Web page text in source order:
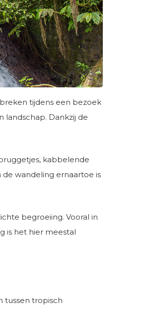
tijdens een bezoek
landschap. Dankzij de
kabbelende
wandeling ernaartoe is
begroeiing. Vooral in
is het hier meestal
tussen tropisch